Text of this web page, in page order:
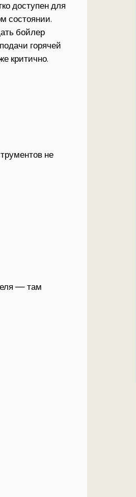
доступен для
состоянии.
бойлер
горячей
критично.
не
— там